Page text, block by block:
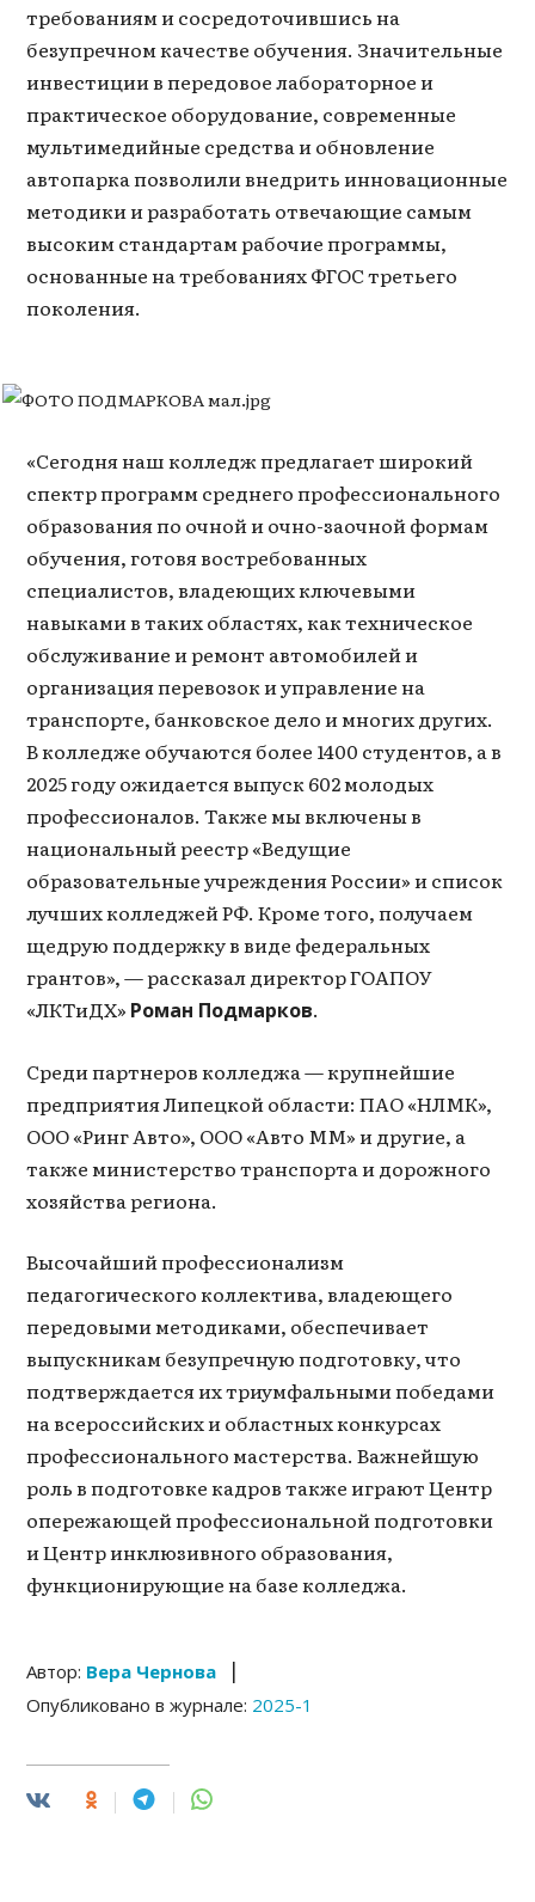
требованиям и сосредоточившись на
безупречном качестве обучения. Значительные
инвестиции в передовое лабораторное и
практическое оборудование, современные
мультимедийные средства и обновление
автопарка позволили внедрить инновационные
методики и разработать отвечающие самым
высоким стандартам рабочие программы,
основанные на требованиях ФГОС третьего
поколения.
«Сегодня наш колледж предлагает широкий
спектр программ среднего профессионального
образования по очной и очно-заочной формам
обучения, готовя востребованных
специалистов, владеющих ключевыми
навыками в таких областях, как техническое
обслуживание и ремонт автомобилей и
организация перевозок и управление на
транспорте, банковское дело и многих других.
В колледже обучаются более 1400 студентов, а в
2025 году ожидается выпуск 602 молодых
профессионалов. Также мы включены в
национальный реестр «Ведущие
образовательные учреждения России» и список
лучших колледжей РФ. Кроме того, получаем
щедрую поддержку в виде федеральных
грантов», — рассказал директор ГОАПОУ
«ЛКТиДХ» Роман Подмарков.
Среди партнеров колледжа — крупнейшие
предприятия Липецкой области: ПАО «НЛМК»,
ООО «Ринг Авто», ООО «Авто ММ» и другие, а
также министерство транспорта и дорожного
хозяйства региона.
Высочайший профессионализм
педагогического коллектива, владеющего
передовыми методиками, обеспечивает
выпускникам безупречную подготовку, что
подтверждается их триумфальными победами
на всероссийских и областных конкурсах
профессионального мастерства. Важнейшую
роль в подготовке кадров также играют Центр
опережающей профессиональной подготовки
и Центр инклюзивного образования,
функционирующие на базе колледжа.
Автор: Вера Чернова |
Опубликовано в журнале: 2025-1